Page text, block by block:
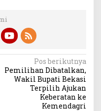
Pos berikutnya
Pemilihan Dibatalkan,
Wakil Bupati Bekasi
Terpilih Ajukan
Keberatan ke
Kemendagri